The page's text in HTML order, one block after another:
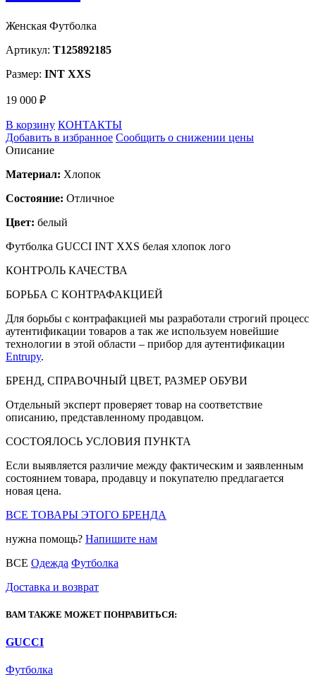
Женская Футболка
Артикул: T125892185
Размер: INT XXS
19 000 ₽
В корзину КОНТАКТЫ
Добавить в избранное Сообщить о снижении цены
Описание
Материал: Хлопок
Состояние: Отличное
Цвет: белый
Футболка GUCCI INT XXS белая хлопок лого
КОНТРОЛЬ КАЧЕСТВА
БОРЬБА С КОНТРАФАКЦИЕЙ
Для борьбы с контрафакцией мы разработали строгий процесс
аутентификации товаров а так же используем новейшие
технологии в этой области – прибор для аутентификации
Entrupy.
БРЕНД, СПРАВОЧНЫЙ ЦВЕТ, РАЗМЕР ОБУВИ
Отдельный эксперт проверяет товар на соответствие
описанию, представленному продавцом.
СОСТОЯЛОСЬ УСЛОВИЯ ПУНКТА
Если выявляется различие между фактическим и заявленным
состоянием товара, продавцу и покупателю предлагается
новая цена.
ВСЕ ТОВАРЫ ЭТОГО БРЕНДА
нужна помощь? Напишите нам
ВСЕ Одежда Футболка
Доставка и возврат
ВАМ ТАКЖЕ МОЖЕТ ПОНРАВИТЬСЯ:
GUCCI
Футболка